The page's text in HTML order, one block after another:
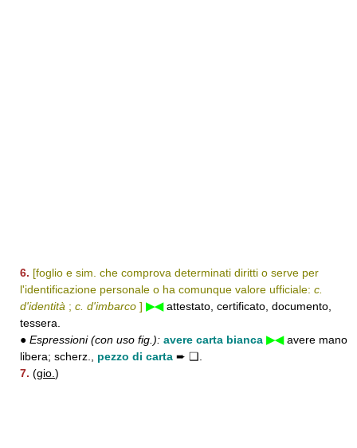
6. [foglio e sim. che comprova determinati diritti o serve per
l'identificazione personale o ha comunque valore ufficiale: c.
d'identità ; c. d'imbarco ] ▶◀attestato, certificato, documento,
tessera.
● Espressioni (con uso fig.): avere carta bianca ▶◀avere mano
libera; scherz., pezzo di carta ➨ ❑.
7. (gio. )